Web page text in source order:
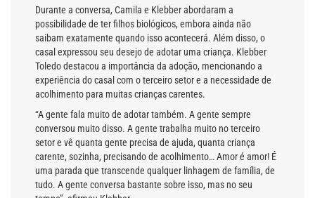
Durante a conversa, Camila e Klebber abordaram a
possibilidade de ter filhos biológicos, embora ainda não
saibam exatamente quando isso acontecerá. Além disso, o
casal expressou seu desejo de adotar uma criança. Klebber
Toledo destacou a importância da adoção, mencionando a
experiência do casal com o terceiro setor e a necessidade de
acolhimento para muitas crianças carentes.
“A gente fala muito de adotar também. A gente sempre
conversou muito disso. A gente trabalha muito no terceiro
setor e vê quanta gente precisa de ajuda, quanta criança
carente, sozinha, precisando de acolhimento… Amor é amor! É
uma parada que transcende qualquer linhagem de família, de
tudo. A gente conversa bastante sobre isso, mas no seu